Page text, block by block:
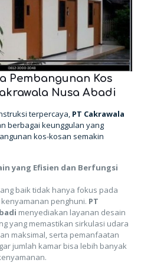
Pembangunan Kos
Nusa Abadi
terpercaya, PT Cakrawala
berbagai keunggulan yang
kos-kosan semakin
yang Efisien dan Berfungsi
baik tidak hanya fokus pada
penghuni. PT
menyediakan layanan desain
yang memastikan sirkulasi udara
maksimal, serta pemanfaatan
jumlah kamar bisa lebih banyak